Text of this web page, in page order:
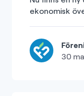
ekonomisk
30